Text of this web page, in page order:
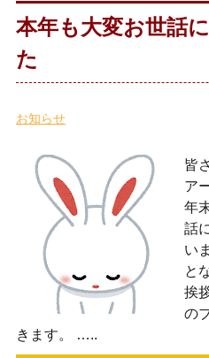
本年も大変お世話
た
お知らせ
皆
ア
年
話
い
と
挨
の
きます。 …..